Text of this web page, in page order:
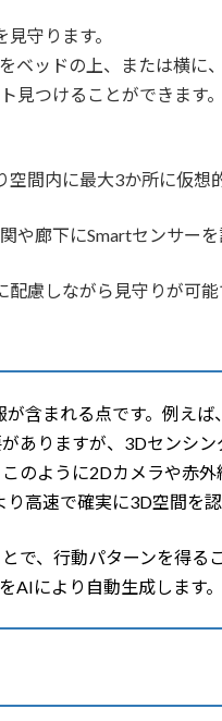
守ります。
ベッドの上、または横
見つけることができま
間内に最大3か所に仮想
や廊下にSmartセンサー
慮しながら見守りが可能
含まれる点です。例え
ありますが、3Dセンシ
のように2Dカメラや赤
高速で確実に3D空間を認
で、行動パターンを得
AIにより自動生成します。